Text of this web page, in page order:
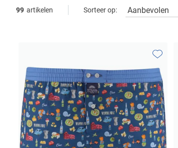
99 artikelen Sorteer op: